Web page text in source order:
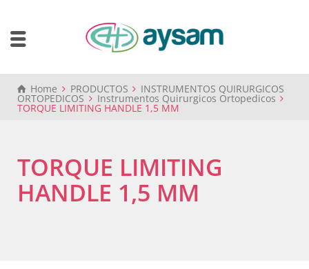
Home PRODUCTOS INSTRUMENTOS QUIRURGICOS
ORTOPEDICOS Instrumentos Quirurgicos Ortopedicos
TORQUE LIMITING HANDLE 1,5 MM
TORQUE LIMITING
HANDLE 1,5 MM